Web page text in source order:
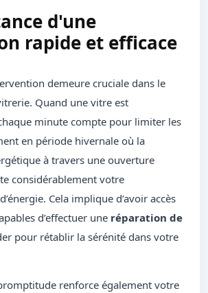
d'une
rapide et efficace
demeure cruciale dans le
Quand une vitre est
minute compte pour limiter les
en période hivernale où la
à travers une ouverture
considérablement votre
Cela implique d’avoir accès
d’effectuer une réparation de
pour rétablir la sérénité dans votre
renforce également votre